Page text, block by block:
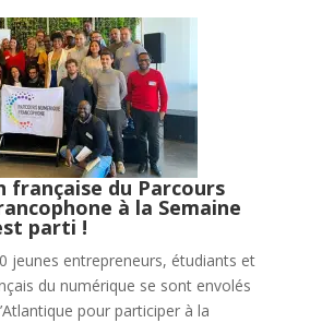
française du Parcours
à la Semaine
parti !
jeunes entrepreneurs, étudiants et
du numérique se sont envolés
pour participer à la